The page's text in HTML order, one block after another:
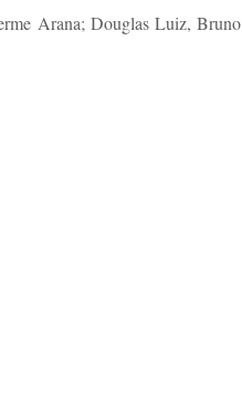
Arana; Douglas Luiz, Bruno